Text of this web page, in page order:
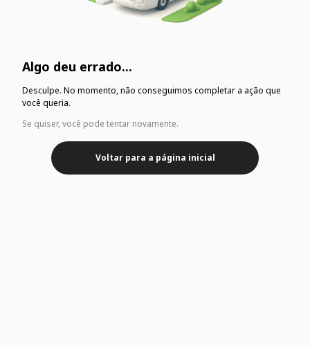
Algo deu errado...
Desculpe. No momento, não conseguimos completar a ação que
você queria.
Se quiser, você pode tentar novamente.
Voltar para a página inicial